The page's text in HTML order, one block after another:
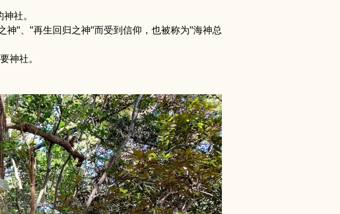
社。
"、"再生回归之神"而受到信仰，也被称为"海神总
神社。